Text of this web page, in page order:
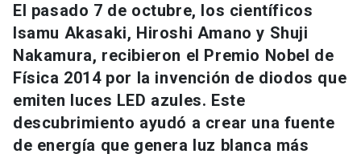
El pasado 7 de octubre, los científicos
Isamu Akasaki, Hiroshi Amano y Shuji
Nakamura, recibieron el Premio Nobel de
Física 2014 por la invención de diodos que
emiten luces LED azules. Este
descubrimiento ayudó a crear una fuente
de energía que genera luz blanca más